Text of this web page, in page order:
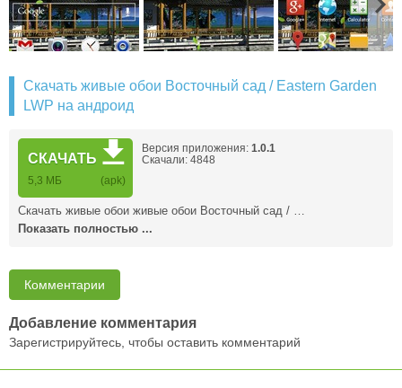
Скачать живые обои Восточный сад / Eastern Garden
LWP на андроид
СКАЧАТЬ
5,3 MБ (apk)
Версия приложения: 1.0.1
Скачали: 4848
Скачать живые обои живые обои Восточный сад / …
Показать полностью ...
Комментарии
Добавление комментария
Зарегистрируйтесь, чтобы оставить комментарий